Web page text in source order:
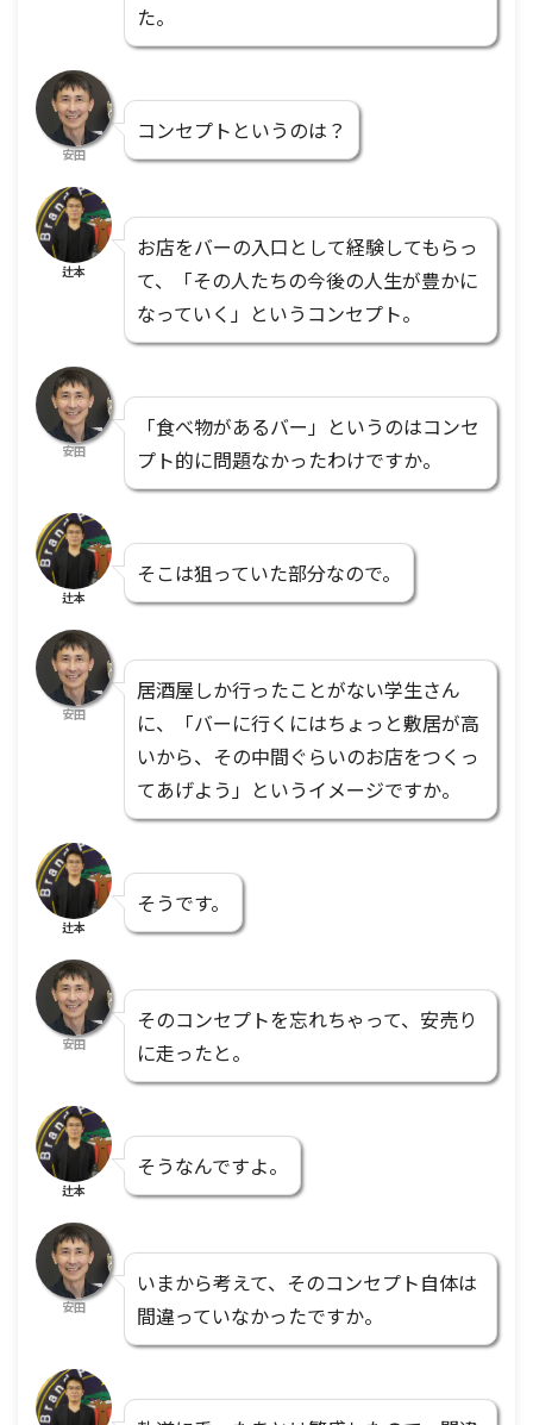
た。
安田
コンセプトというのは？
辻本
お店をバーの入口として経験してもらっ
て、「その人たちの今後の人生が豊かに
なっていく」というコンセプト。
安田
「食べ物があるバー」というのはコンセ
プト的に問題なかったわけですか。
辻本
そこは狙っていた部分なので。
安田
居酒屋しか行ったことがない学生さん
に、「バーに行くにはちょっと敷居が高
いから、その中間ぐらいのお店をつくっ
てあげよう」というイメージですか。
辻本
そうです。
安田
そのコンセプトを忘れちゃって、安売り
に走ったと。
辻本
そうなんですよ。
安田
いまから考えて、そのコンセプト自体は
間違っていなかったですか。